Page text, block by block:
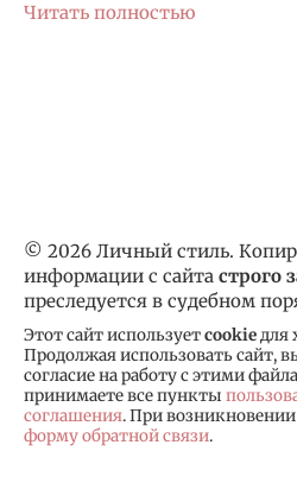
Читать полностью
© 2026 Личный стиль.
информации с сайта строго
преследуется в судебном
Этот сайт используетcookieдля
Продолжая использовать сайт,
согласие на работу с этими
принимаете все пункты
соглашения. При
форму обратной связи.